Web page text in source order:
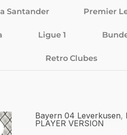
Santander Premier
Ligue 1
Retro Clubes
Bayern 04 Leverkusen,
PLAYER VERSION
El
precio
El
Camiseta